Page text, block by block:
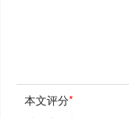
本文评分*